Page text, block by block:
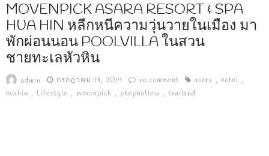
MOVENPICK ASARA RESORT & SPA
HUA HIN หลีกหนีความวุ่นวายในเมือง มา
พักผ่อนนอน POOLVILLA ในสวน
ชายทะเลหัวหิน
admin กรกฎาคม 19, 2019 no comment asara
hotel
huahin
Lifestyle movenpick phephatiew thailand